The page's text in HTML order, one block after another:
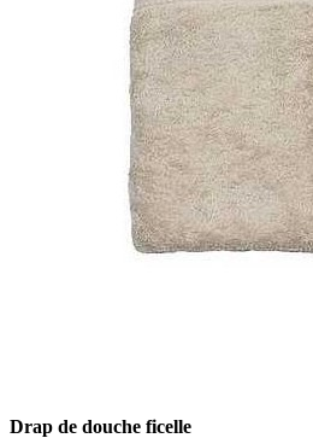
Drap de douche ficelle